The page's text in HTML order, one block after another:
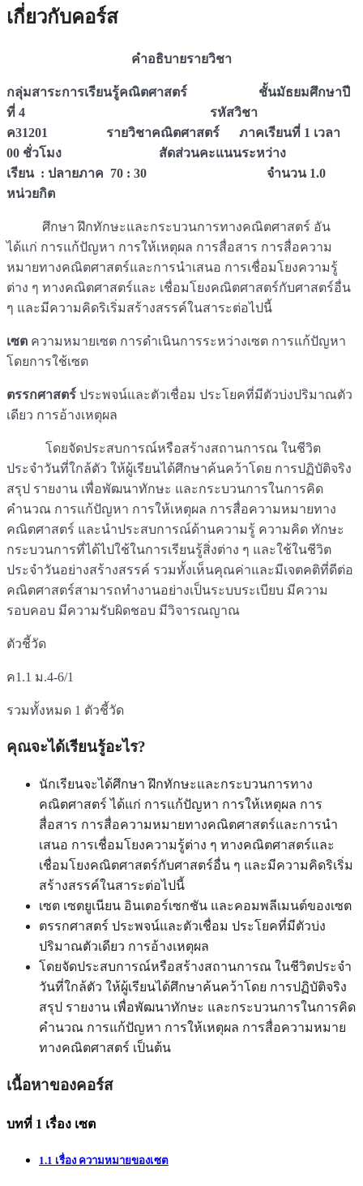
เกี่ยวกับคอร์ส
คำอธิบายรายวิชา
กลุ่มสาระการเรียนรู้คณิตศาสตร์ ชั้นมัธยมศึกษาปี
ที่ 4 รหัสวิชา
ค31201 รายวิชาคณิตศาสตร์ ภาคเรียนที่ 1 เวลา
00 ชั่วโมง สัดส่วนคะแนนระหว่าง
เรียน : ปลายภาค 70 : 30
จำนวน 1.0
หน่วยกิต
ศึกษา ฝึกทักษะและกระบวนการทางคณิตศาสตร์ อัน
ได้แก่ การแก้ปัญหา การให้เหตุผล การสื่อสาร การสื่อความ
หมายทางคณิตศาสตร์และการนำเสนอ การเชื่อมโยงความรู้
ต่าง ๆ ทางคณิตศาสตร์และ เชื่อมโยงคณิตศาสตร์กับศาสตร์อื่น
ๆ และมีความคิดริเริ่มสร้างสรรค์ในสาระต่อไปนี้
เซต ความหมายเซต การดำเนินการระหว่างเซต การแก้ปัญหา
โดยการใช้เซต
ตรรกศาสตร์ ประพจน์และตัวเชื่อม ประโยคที่มีตัวบ่งปริมาณตัว
เดียว การอ้างเหตุผล
โดยจัดประสบการณ์หรือสร้างสถานการณ ในชีวิต
ประจำวันที่ใกล้ตัว ให้ผู้เรียนได้ศึกษาค้นคว้าโดย การปฏิบัติจริง
สรุป รายงาน เพื่อพัฒนาทักษะ และกระบวนการในการคิด
คำนวณ การแก้ปัญหา การให้เหตุผล การสื่อความหมายทาง
คณิตศาสตร์ และนำประสบการณ์ด้านความรู้ ความคิด ทักษะ
กระบวนการที่ได้ไปใช้ในการเรียนรู้สิ่งต่าง ๆ และใช้ในชีวิต
ประจำวันอย่างสร้างสรรค์ รวมทั้งเห็นคุณค่าและมีเจตคติที่ดีต่อ
คณิตศาสตร์สามารถทำงานอย่างเป็นระบบระเบียบ มีความ
รอบคอบ มีความรับผิดชอบ มีวิจารณญาณ
ตัวชี้วัด
ค1.1 ม.4-6/1
รวมทั้งหมด 1 ตัวชี้วัด
คุณจะได้เรียนรู้อะไร?
นักเรียนจะได้ศึกษา ฝึกทักษะและกระบวนการทาง
คณิตศาสตร์ ได้แก่ การแก้ปัญหา การให้เหตุผล การ
สื่อสาร การสื่อความหมายทางคณิตศาสตร์และการนำ
เสนอ การเชื่อมโยงความรู้ต่าง ๆ ทางคณิตศาสตร์และ
เชื่อมโยงคณิตศาสตร์กับศาสตร์อื่น ๆ และมีความคิดริเริ่ม
สร้างสรรค์ในสาระต่อไปนี้
เซต เซตยูเนียน อินเตอร์เซกชัน และคอมพลีเมนต์ของเซต
ตรรกศาสตร์ ประพจน์และตัวเชื่อม ประโยคที่มีตัวบ่ง
ปริมาณตัวเดียว การอ้างเหตุผล
โดยจัดประสบการณ์หรือสร้างสถานการณ ในชีวิตประจำ
วันที่ใกล้ตัว ให้ผู้เรียนได้ศึกษาค้นคว้าโดย การปฏิบัติจริง
สรุป รายงาน เพื่อพัฒนาทักษะ และกระบวนการในการคิด
คำนวณ การแก้ปัญหา การให้เหตุผล การสื่อความหมาย
ทางคณิตศาสตร์ เป็นต้น
เนื้อหาของคอร์ส
บทที่ 1 เรื่อง เซต
1.1 เรื่อง ความหมายของเซต